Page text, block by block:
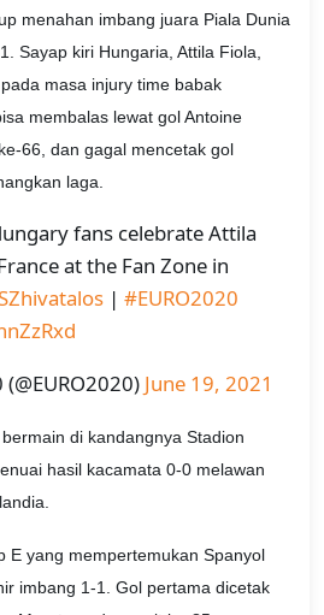
menahan imbang juara Piala Dunia
Sayap kiri Hungaria, Attila Fiola,
masa injury time babak
membalas lewat gol Antoine
66, dan gagal mencetak gol
laga.
Hungary fans celebrate Attila
at the Fan Zone in
| #EURO2020
June 19, 2021
di kandangnya Stadion
hasil kacamata 0-0 melawan
E yang mempertemukan Spanyol
imbang 1-1. Gol pertama dicetak